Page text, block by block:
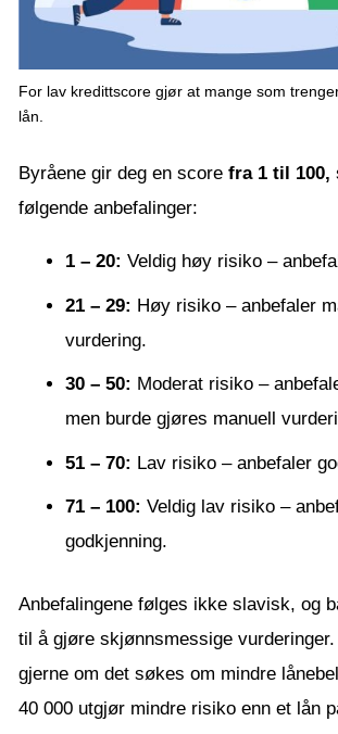
For lav kredittscore gjør at mange som
lån.
Byråene gir deg en score fra 1 til 100,
følgende anbefalinger:
1 – 20: Veldig høy risiko –
21 – 29: Høy risiko – anbefaler
vurdering.
30 – 50: Moderat risiko –
men burde gjøres manuell
51 – 70: Lav risiko – anbefaler
71 – 100: Veldig lav risiko –
godkjenning.
Anbefalingene følges ikke slavisk, og
til å gjøre skjønnsmessige
gjerne om det søkes om mindre
40 000 utgjør mindre risiko enn et lån